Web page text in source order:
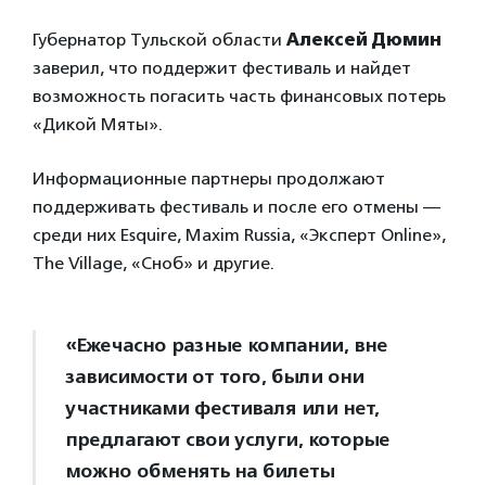
Губернатор Тульской области Алексей Дюмин
заверил, что поддержит фестиваль и найдет
возможность погасить часть финансовых потерь
«Дикой Мяты».
Информационные партнеры продолжают
поддерживать фестиваль и после его отмены —
среди них Esquire, Maxim Russia, «Эксперт Online»,
The Village, «Сноб» и другие.
«Ежечасно разные компании, вне
зависимости от того, были они
участниками фестиваля или нет,
предлагают свои услуги, которые
можно обменять на билеты